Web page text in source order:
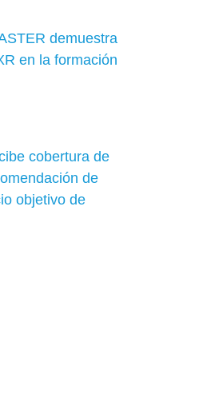
demuestra
en la formación
cobertura de
de
objetivo de